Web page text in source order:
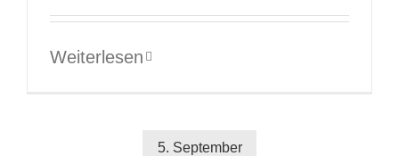
Weiterlesen
5. September